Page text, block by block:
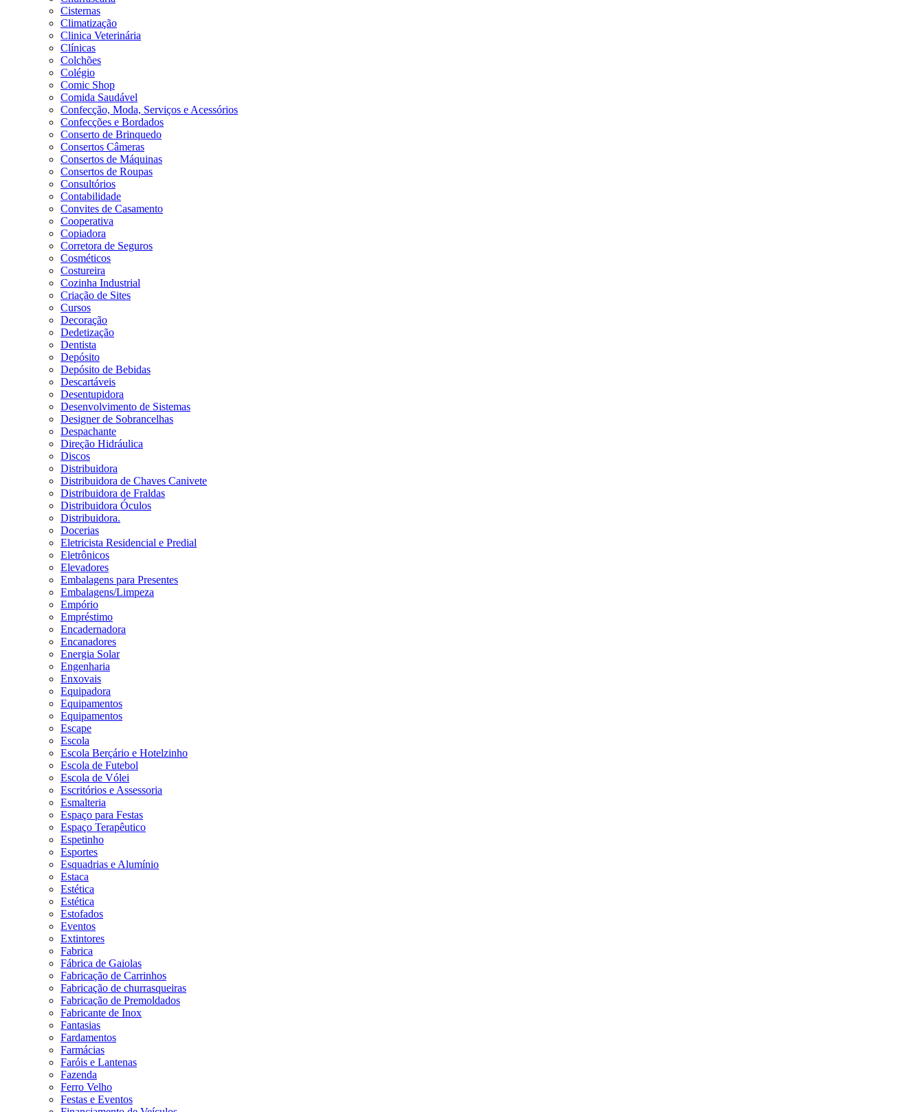
Cisternas
Climatização
Clinica Veterinária
Clínicas
Colchões
Colégio
Comic Shop
Comida Saudável
Confecção, Moda, Serviços e Acessórios
Confecções e Bordados
Conserto de Brinquedo
Consertos Câmeras
Consertos de Máquinas
Consertos de Roupas
Consultórios
Contabilidade
Convites de Casamento
Cooperativa
Copiadora
Corretora de Seguros
Cosméticos
Costureira
Cozinha Industrial
Criação de Sites
Cursos
Decoração
Dedetização
Dentista
Depósito
Depósito de Bebidas
Descartáveis
Desentupidora
Desenvolvimento de Sistemas
Designer de Sobrancelhas
Despachante
Direção Hidráulica
Discos
Distribuidora
Distribuidora de Chaves Canivete
Distribuidora de Fraldas
Distribuidora Óculos
Distribuidora.
Docerias
Eletricista Residencial e Predial
Eletrônicos
Elevadores
Embalagens para Presentes
Embalagens/Limpeza
Empório
Empréstimo
Encadernadora
Encanadores
Energia Solar
Engenharia
Enxovais
Equipadora
Equipamentos
Equipamentos
Escape
Escola
Escola Berçário e Hotelzinho
Escola de Futebol
Escola de Vólei
Escritórios e Assessoria
Esmalteria
Espaço para Festas
Espaço Terapêutico
Espetinho
Esportes
Esquadrias e Alumínio
Estaca
Estética
Estética
Estofados
Eventos
Extintores
Fabrica
Fábrica de Gaiolas
Fabricação de Carrinhos
Fabricação de churrasqueiras
Fabricação de Premoldados
Fabricante de Inox
Fantasias
Fardamentos
Farmácias
Faróis e Lantenas
Fazenda
Ferro Velho
Festas e Eventos